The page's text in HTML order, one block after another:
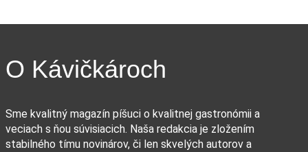
O Kávičkároch
Sme kvalitný magazín píšuci o kvalitnej gastronómii a
veciach s ňou súvisiacich. Naša redakcia je zložením
stabilného tímu novinárov, či len skvelých autorov a